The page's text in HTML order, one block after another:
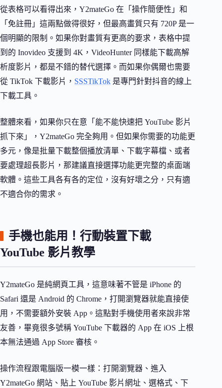
從表格可以看得出來，Y2mateGo 在「操作簡便性」和
「免註冊」這兩點做得很好，但最高畫質只有 720P 是一
個明顯的限制。如果你對畫質有更高的要求，表格中提
到的 Inovideo 支援到 4K，VideoHunter 同樣能下載高解
析度影片，都是不錯的替代選擇。而如果你偶爾也需要
從 TikTok 下載影片， SSSTikTok 是專門針對抖音的線上
下載工具。
整體來看，如果你只在意「能不能快速把 YouTube 影片
抓下來」，Y2mateGo 完全夠用。但如果你需要的功能更
多元，像是批量下載整個播放清單、下載字幕檔、或者
要處理超長影片，那建議直接選擇功能更完整的桌面端
軟體。這些工具各有各的定位，沒有好壞之分，只有適
不適合你的需求。
手機也能用！行動裝置下載
YouTube 影片教學
Y2mateGo 是純網頁工具，這意味著不管是 iPhone 的
Safari 還是 Android 的 Chrome，打開瀏覽器就能直接使
用，不需要額外安裝 App。這點對手機使用者來說非常
友善，畢竟很多號稱 YouTube 下載器的 App 在 iOS 上根
本無法通過 App Store 審核。
操作流程跟電腦版一模一樣：打開瀏覽器、進入
Y2mateGo 網站、貼上 YouTube 影片網址、選格式、下